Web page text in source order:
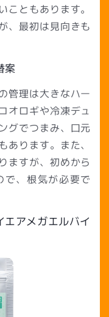
こともあります。
、最初は見向きも
案
管理は大きなハー
オロギや冷凍デュ
グでつまみ、口元
ります。また、
ますが、初めから
、根気が必要で
アメガエルバイ